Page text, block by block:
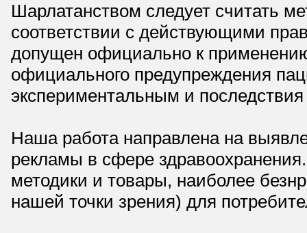
Шарлатанством следует считать
соответствии с действующими
допущен официально к
официального предупреждения
экспериментальным и
Наша работа направлена на
рекламы в сфере
методики и товары, наиболее
нашей точки зрения) для